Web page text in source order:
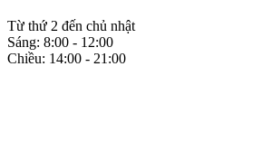
Từ thứ 2 đến chủ nhật
Sáng: 8:00 - 12:00
Chiều: 14:00 - 21:00